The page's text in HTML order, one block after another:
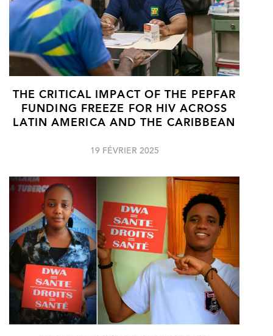
THE CRITICAL IMPACT OF THE PEPFAR
FUNDING FREEZE FOR HIV ACROSS
LATIN AMERICA AND THE CARIBBEAN
19 FÉVRIER 2025